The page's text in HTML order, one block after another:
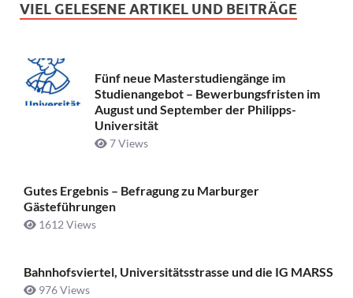
VIEL GELESENE ARTIKEL UND BEITRÄGE
Fünf neue Masterstudiengänge im
Studienangebot – Bewerbungsfristen im
August und September der Philipps-
Universität
7 Views
Gutes Ergebnis – Befragung zu Marburger
Gästeführungen
1612 Views
Bahnhofsviertel, Universitätsstrasse und die IG MARSS
976 Views